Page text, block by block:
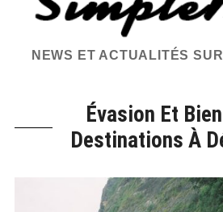
NEWS ET ACTUALITÉS
Évasion Et
Destinations À